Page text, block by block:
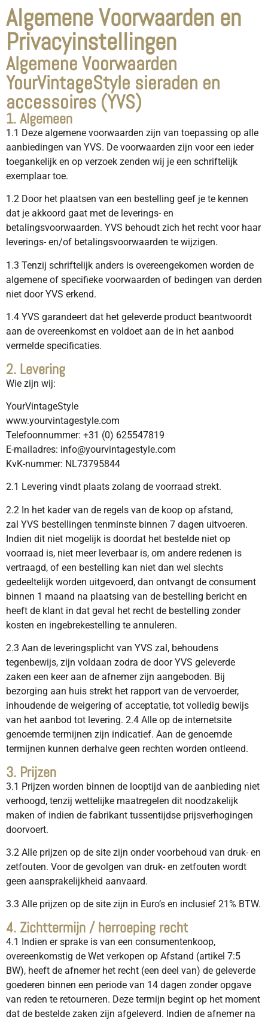
Algemene Voorwaarden en
Privacyinstellingen
Algemene Voorwaarden
YourVintageStyle sieraden en
accessoires (YVS)
1. Algemeen
1.1 Deze algemene voorwaarden zijn van toepassing op alle
aanbiedingen van YVS. De voorwaarden zijn voor een ieder
toegankelijk en op verzoek zenden wij je een schriftelijk
exemplaar toe.
1.2 Door het plaatsen van een bestelling geef je te kennen
dat je akkoord gaat met de leverings- en
betalingsvoorwaarden. YVS behoudt zich het recht voor haar
leverings- en/of betalingsvoorwaarden te wijzigen.
1.3 Tenzij schriftelijk anders is overeengekomen worden de
algemene of specifieke voorwaarden of bedingen van derden
niet door YVS erkend.
1.4 YVS garandeert dat het geleverde product beantwoordt
aan de overeenkomst en voldoet aan de in het aanbod
vermelde specificaties.
2. Levering
Wie zijn wij:
YourVintageStyle
www.yourvintagestyle.com
Telefoonnummer: +31 (0) 625547819
E-mailadres: info@yourvintagestyle.com
KvK-nummer: NL73795844
2.1 Levering vindt plaats zolang de voorraad strekt.
2.2 In het kader van de regels van de koop op afstand,
zal YVS bestellingen tenminste binnen 7 dagen uitvoeren.
Indien dit niet mogelijk is doordat het bestelde niet op
voorraad is, niet meer leverbaar is, om andere redenen is
vertraagd, of een bestelling kan niet dan wel slechts
gedeeltelijk worden uitgevoerd, dan ontvangt de consument
binnen 1 maand na plaatsing van de bestelling bericht en
heeft de klant in dat geval het recht de bestelling zonder
kosten en ingebrekestelling te annuleren.
2.3 Aan de leveringsplicht van YVS zal, behoudens
tegenbewijs, zijn voldaan zodra de door YVS geleverde
zaken een keer aan de afnemer zijn aangeboden. Bij
bezorging aan huis strekt het rapport van de vervoerder,
inhoudende de weigering of acceptatie, tot volledig bewijs
van het aanbod tot levering. 2.4 Alle op de internetsite
genoemde termijnen zijn indicatief. Aan de genoemde
termijnen kunnen derhalve geen rechten worden ontleend.
3. Prijzen
3.1 Prijzen worden binnen de looptijd van de aanbieding niet
verhoogd, tenzij wettelijke maatregelen dit noodzakelijk
maken of indien de fabrikant tussentijdse prijsverhogingen
doorvoert.
3.2 Alle prijzen op de site zijn onder voorbehoud van druk- en
zetfouten. Voor de gevolgen van druk- en zetfouten wordt
geen aansprakelijkheid aanvaard.
3.3 Alle prijzen op de site zijn in Euro’s en inclusief 21% BTW.
4. Zichttermijn / herroeping recht
4.1 Indien er sprake is van een consumentenkoop,
overeenkomstig de Wet verkopen op Afstand (artikel 7:5
BW), heeft de afnemer het recht (een deel van) de geleverde
goederen binnen een periode van 14 dagen zonder opgave
van reden te retourneren. Deze termijn begint op het moment
dat de bestelde zaken zijn afgeleverd. Indien de afnemer na